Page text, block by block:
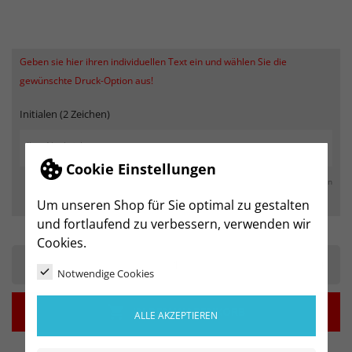
Cookie Einstellungen
Um unseren Shop für Sie optimal zu gestalten
und fortlaufend zu verbessern, verwenden wir
Cookies.
Notwendige Cookies
ALLE AKZEPTIEREN
Geben sie hier ihren individuellen Text ein und wählen Sie die
gewünschte Druck-Option aus!
Initialen (2 Zeichen)
max. 250 Zeichen
IN DEN WARENKORB